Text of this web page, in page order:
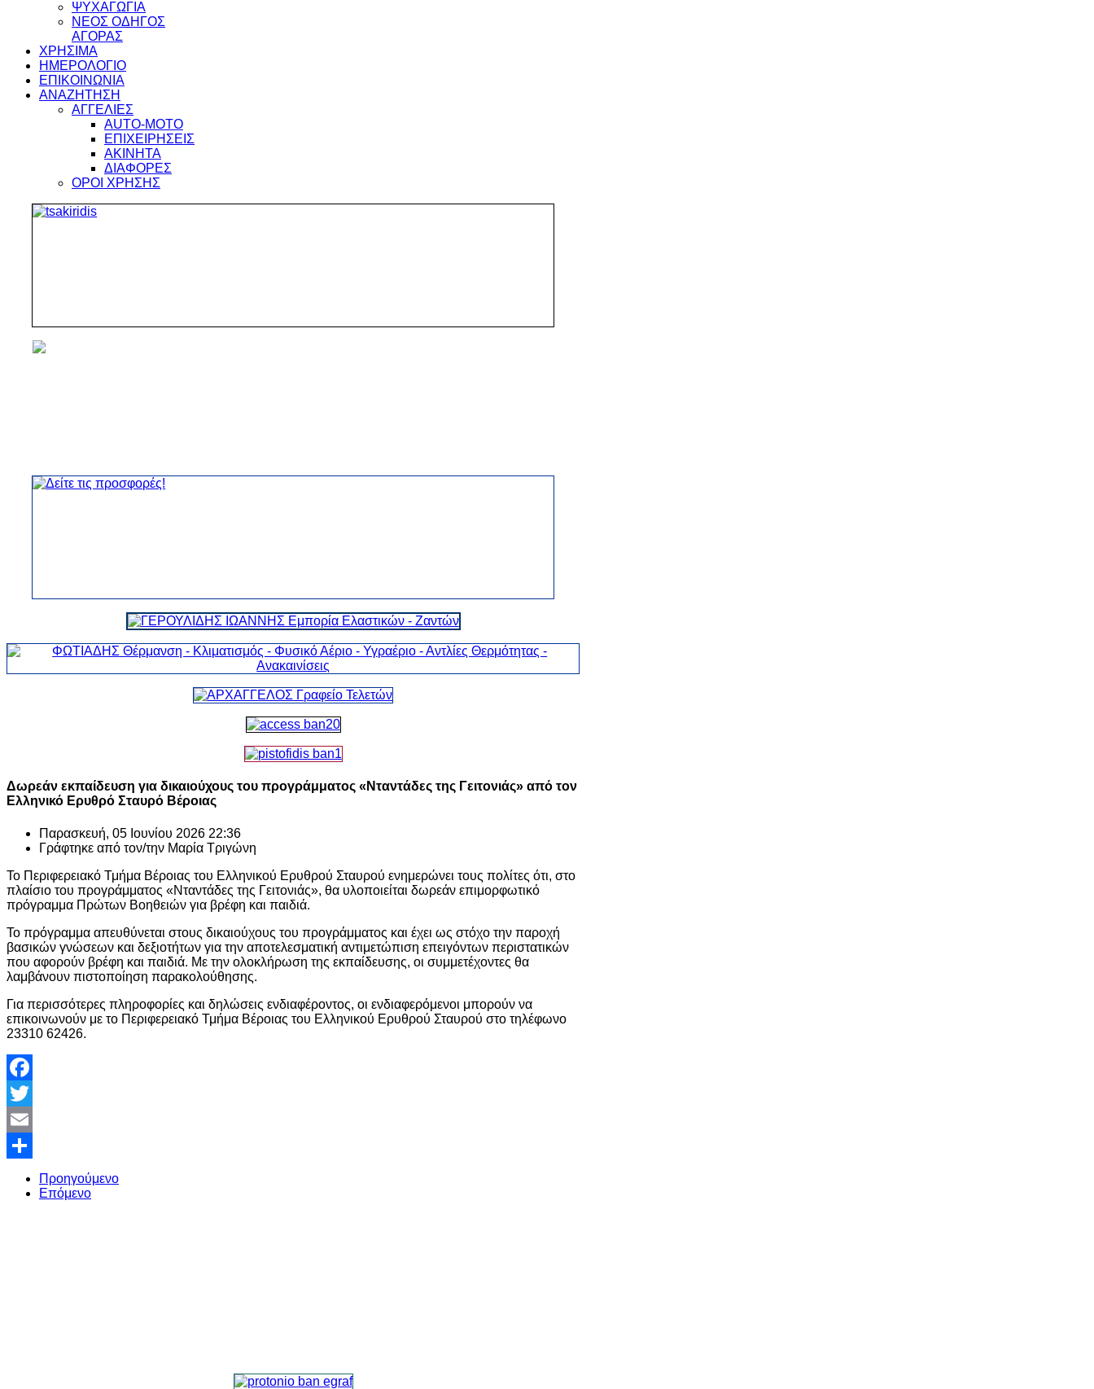
ΨΥΧΑΓΩΓΙΑ
ΝΕΟΣ ΟΔΗΓΟΣ
ΑΓΟΡΑΣ
ΧΡΗΣΙΜΑ
ΗΜΕΡΟΛΟΓΙΟ
ΕΠΙΚΟΙΝΩΝΙΑ
ΑΝΑΖΗΤΗΣΗ
ΑΓΓΕΛΙΕΣ
AUTO-MOTO
ΕΠΙΧΕΙΡΗΣΕΙΣ
ΑΚΙΝΗΤΑ
ΔΙΑΦΟΡΕΣ
ΟΡΟΙ ΧΡΗΣΗΣ
Δωρεάν εκπαίδευση για δικαιούχους του προγράμματος «Νταντάδες της Γειτονιάς» από τον
Ελληνικό Ερυθρό Σταυρό Βέροιας
Παρασκευή, 05 Ιουνίου 2026 22:36
Γράφτηκε από τον/την Μαρία Τριγώνη
Το Περιφερειακό Τμήμα Βέροιας του Ελληνικού Ερυθρού Σταυρού ενημερώνει τους πολίτες ότι, στο
πλαίσιο του προγράμματος «Νταντάδες της Γειτονιάς», θα υλοποιείται δωρεάν επιμορφωτικό
πρόγραμμα Πρώτων Βοηθειών για βρέφη και παιδιά.
Το πρόγραμμα απευθύνεται στους δικαιούχους του προγράμματος και έχει ως στόχο την παροχή
βασικών γνώσεων και δεξιοτήτων για την αποτελεσματική αντιμετώπιση επειγόντων περιστατικών
που αφορούν βρέφη και παιδιά. Με την ολοκλήρωση της εκπαίδευσης, οι συμμετέχοντες θα
λαμβάνουν πιστοποίηση παρακολούθησης.
Για περισσότερες πληροφορίες και δηλώσεις ενδιαφέροντος, οι ενδιαφερόμενοι μπορούν να
επικοινωνούν με το Περιφερειακό Τμήμα Βέροιας του Ελληνικού Ερυθρού Σταυρού στο τηλέφωνο
23310 62426.
Facebook
Twitter
Email
Share
Προηγούμενο
Επόμενο